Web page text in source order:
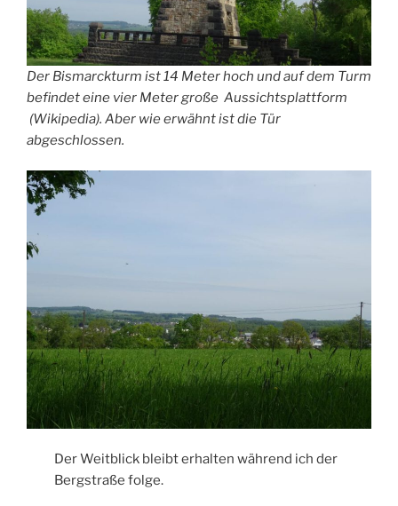
Der Bismarckturm ist 14 Meter hoch und auf dem Turm
befindet eine vier Meter große Aussichtsplattform
(Wikipedia). Aber wie erwähnt ist die Tür
abgeschlossen.
Der Weitblick bleibt erhalten während ich der
Bergstraße folge.